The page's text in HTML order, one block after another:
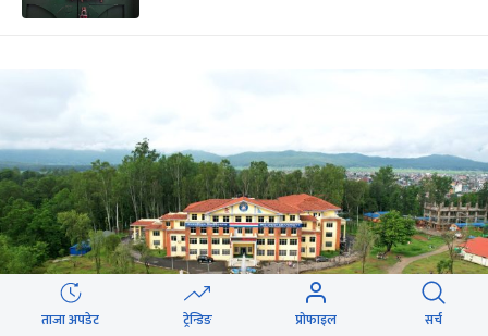
ताजा अपडेट ट्रेन्डिङ प्रोफाइल सर्च